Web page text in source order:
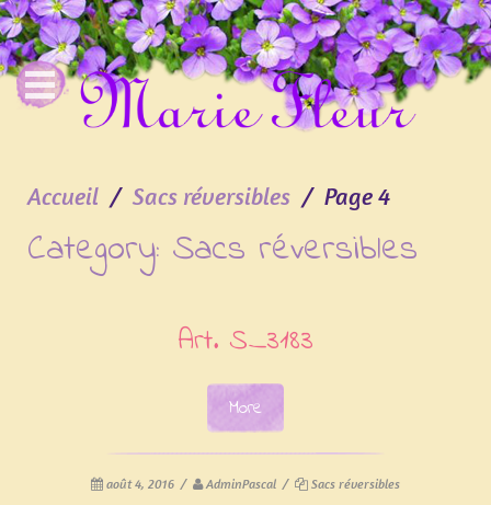
Accueil Sacs réversibles Page 4
Category: Sacs réversibles
Art. S_3183
More
août 4, 2016 / AdminPascal / Sacs réversibles